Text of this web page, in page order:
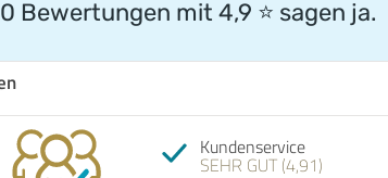
Bewertungen mit 4,9 ⭐️ sagen ja.
Kundenservice
SEHR GUT (4,91)